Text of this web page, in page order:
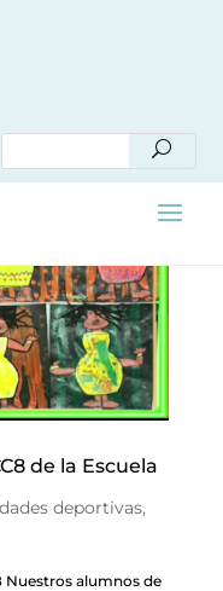
de la Escuela
deportivas,
Nuestros alumnos de